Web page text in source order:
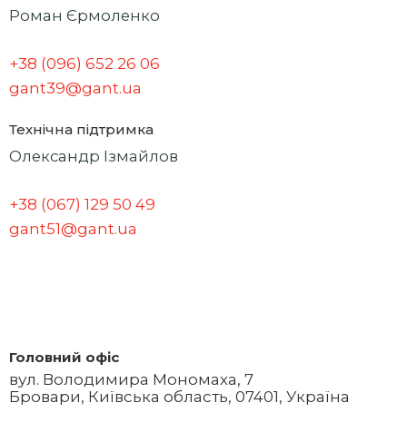
Роман Єрмоленко
+38 (096) 652 26 06
gant39@gant.ua
Технічна підтримка
Олександр Ізмайлов
+38 (067) 129 50 49
gant51@gant.ua
Головний офіс
вул. Володимира Мономаха, 7
Бровари, Київська область, 07401, Україна